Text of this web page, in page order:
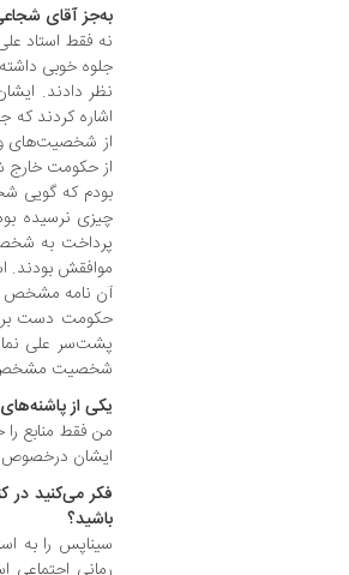
به‌جز آقای
نه فقط استاد
جلوه خوبی
نظر دادند.
اشاره کردند
از شخصیت‌های
از حکومت خارج
بودم که گویی
چیزی نرسیده
پرداخت به
موافقش بودند.
آن نامه مشخص
حکومت دست
پشت‌سر علی
شخصیت
یکی از
من فقط منابع
ایشان درخصوص
فکر می‌کنید در
باشید؟
سیناپس را به